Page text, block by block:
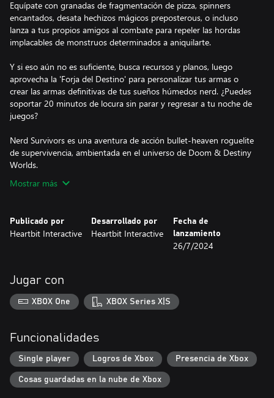
Equípate con granadas de fragmentación de pizza, spinners
encantados, desata hechizos mágicos preposterous, o incluso
lanza a tus propios amigos al combate para repeler las hordas
implacables de monstruos determinados a aniquilarte.
Y si eso aún no es suficiente, busca recursos y planos, luego
aprovecha la 'Forja del Destino' para personalizar tus armas o
crear las armas definitivas de tus sueños húmedos nerd. ¿Puedes
soportar 20 minutos de locura sin parar y regresar a tu noche de
juegos?
Nerd Survivors es una aventura de acción bullet-heaven roguelite
de supervivencia, ambientada en el universo de Doom & Destiny
Worlds.
Mostrar más
Publicado por
Heartbit Interactive
Desarrollado por
Heartbit Interactive
Fecha de
lanzamiento
26/7/2024
Jugar con
XBOX One XBOX Series X|S
Funcionalidades
Single player Logros de Xbox Presencia de Xbox
Cosas guardadas en la nube de Xbox